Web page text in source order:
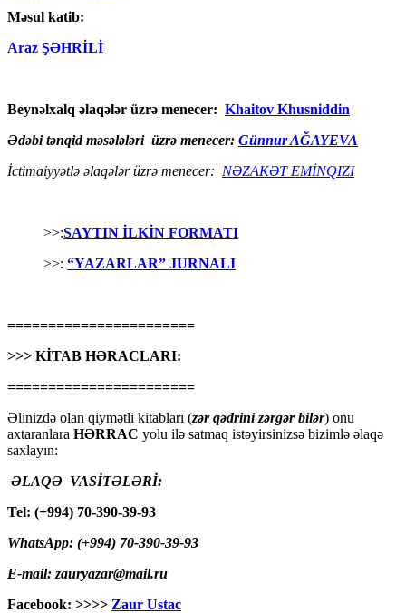
Məsul katib:
Araz ŞƏHRİLİ
Beynəlxalq əlaqələr üzrə menecer: Khaitov Khusniddin
Ədəbi tənqid məsələləri üzrə menecer: Günnur AĞAYEVA
İctimaiyyətlə əlaqələr üzrə menecer: NƏZAKƏT EMİNQIZI
>>:SAYTIN İLKİN FORMATI
>>: “YAZARLAR” JURNALI
=======================
>>> KİTAB HƏRACLARI:
=======================
Əlinizdə olan qiymətli kitabları (zər qədrini zərgər bilər) onu
axtaranlara HƏRRAC yolu ilə satmaq istəyirsinizsə bizimlə əlaqə
saxlayın:
ƏLAQƏ VASİTƏLƏRİ:
Tel: (+994) 70-390-39-93
WhatsApp: (+994) 70-390-39-93
E-mail: zauryazar@mail.ru
Facebook: >>>> Zaur Ustac